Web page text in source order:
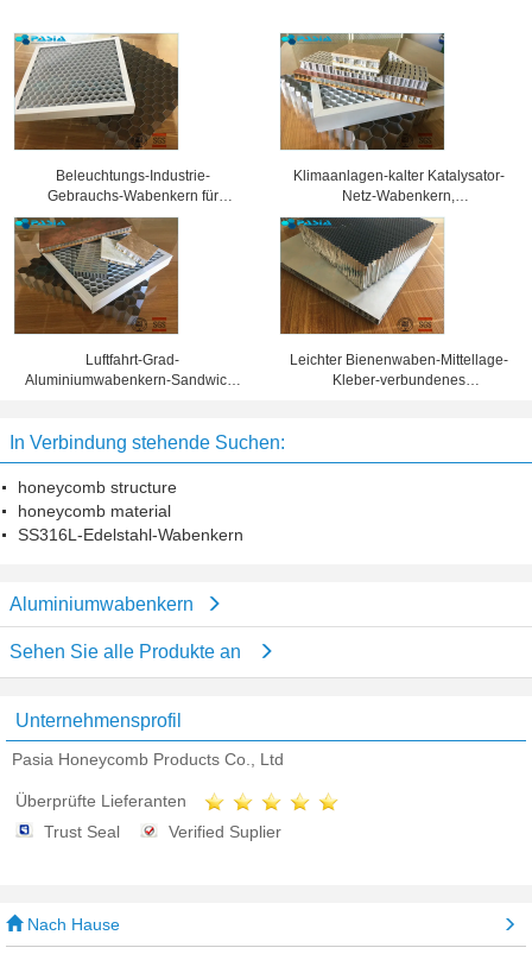
Beleuchtungs-Industrie-
Gebrauchs-Wabenkern für
verschiedene Ausstellungs-
Scheinwerfer-Gitter
Klimaanlagen-kalter Katalysator-
Netz-Wabenkern,
Aluminiumbienenwaben-Platten
Luftfahrt-Grad-
Aluminiumwabenkern-Sandwich-
Leichter Bienenwaben-Mittellage-
Kleber-verbundenes
In Verbindung stehende Suchen:
honeycomb structure
honeycomb material
SS316L-Edelstahl-Wabenkern
Aluminiumwabenkern
Sehen Sie alle Produkte an
Unternehmensprofil
Pasia Honeycomb Products Co., Ltd
Überprüfte Lieferanten
Trust Seal
Verified Suplier
Nach Hause